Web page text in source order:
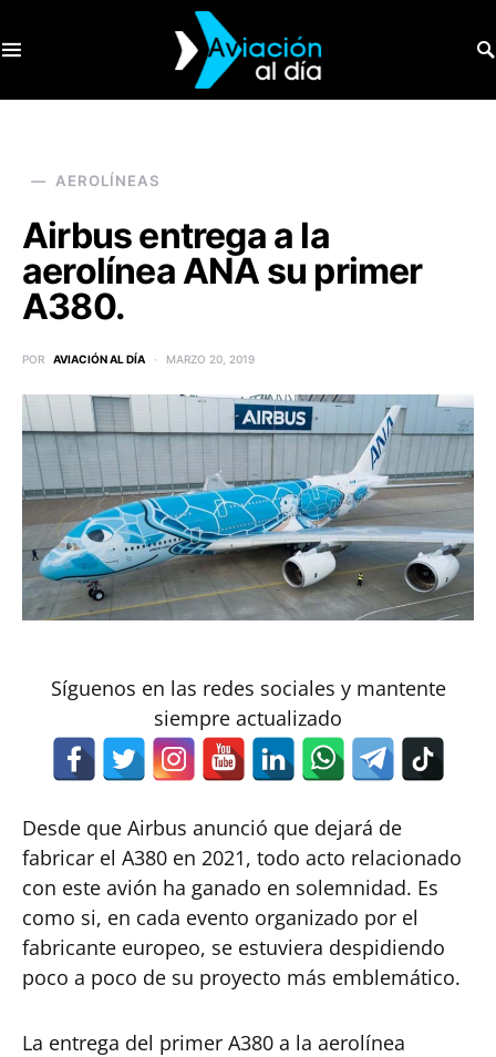
AEROLÍNEAS
Airbus entrega a la
aerolínea ANA su primer
A380.
POR AVIACIÓN AL DÍA MARZO 20, 2019
Síguenos en las redes sociales y mantente
siempre actualizado
Desde que Airbus anunció que dejará de
fabricar el A380 en 2021, todo acto relacionado
con este avión ha ganado en solemnidad. Es
como si, en cada evento organizado por el
fabricante europeo, se estuviera despidiendo
poco a poco de su proyecto más emblemático.
La entrega del primer A380 a la aerolínea